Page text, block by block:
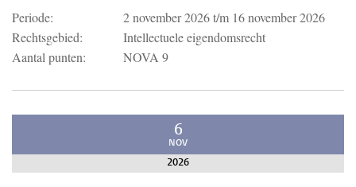
Periode: 2 november 2026t/m 16 november 2026
Rechtsgebied:
Intellectuele eigendomsrecht
Aantal punten:
NOVA 9
6
NOV
2026